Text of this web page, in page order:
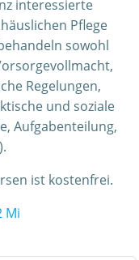
interessierte
Pflege
sowohl
Regelungen,
und soziale
Aufgabenteilung,
ist kostenfrei.
Mi